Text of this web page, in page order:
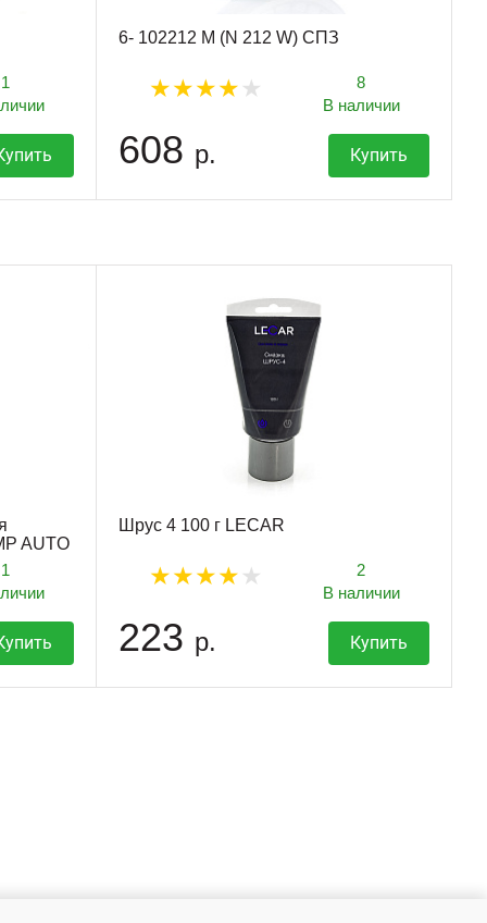
1
6- 102212 М (N 212 W) СПЗ
8
В наличии
608 р. Купить
AUTO
1
Шрус 4 100 г LECAR
2
В наличии
223 р. Купить